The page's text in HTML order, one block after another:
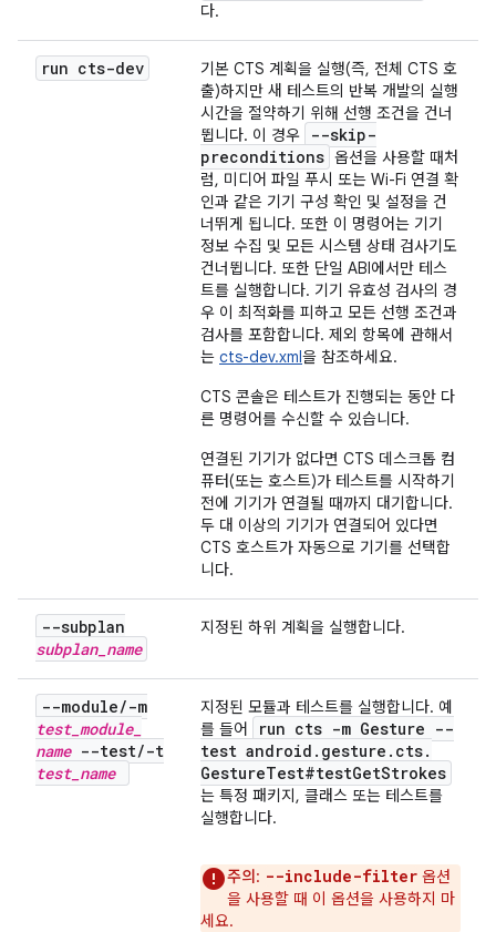
다.
run cts-dev
기본 CTS 계획을 실행(즉, 전체 CTS 호
출)하지만 새 테스트의 반복 개발의 실행
시간을 절약하기 위해 선행 조건을 건너
뜁니다. 이 경우
--skip-
preconditions 옵션을 사용할 때처
럼, 미디어 파일 푸시 또는 Wi-Fi 연결 확
인과 같은 기기 구성 확인 및 설정을 건
너뛰게 됩니다. 또한 이 명령어는 기기
정보 수집 및 모든 시스템 상태 검사기도
건너뜁니다. 또한 단일 ABI에서만 테스
트를 실행합니다. 기기 유효성 검사의 경
우 이 최적화를 피하고 모든 선행 조건과
검사를 포함합니다. 제외 항목에 관해서
는 cts-dev.xml을 참조하세요.
CTS 콘솔은 테스트가 진행되는 동안 다
른 명령어를 수신할 수 있습니다.
연결된 기기가 없다면 CTS 데스크톱 컴
퓨터(또는 호스트)가 테스트를 시작하기
전에 기기가 연결될 때까지 대기합니다.
두 대 이상의 기기가 연결되어 있다면
CTS 호스트가 자동으로 기기를 선택합
니다.
--subplan
subplan_ name
지정된 하위 계획을 실행합니다.
--module/-m
test_ module_
name--test/-t
test_ name
지정된 모듈과 테스트를 실행합니다. 예
를 들어
run cts -m Gesture --
test android . gesture . cts.
GestureTest#testGetStrokes
는 특정 패키지, 클래스 또는 테스트를
실행합니다.
주의: --include-filter 옵션
을 사용할 때 이 옵션을 사용하지 마
세요.